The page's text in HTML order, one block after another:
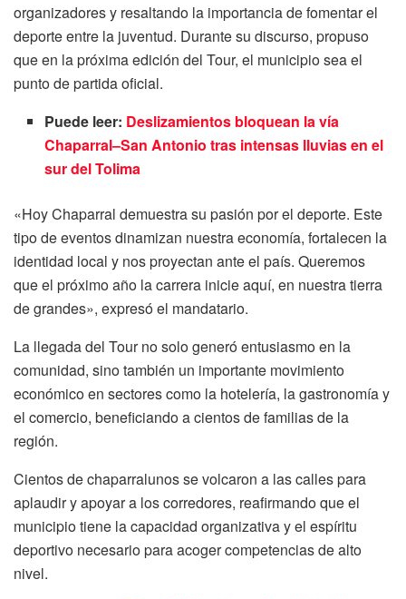
organizadores y resaltando la importancia de fomentar el
deporte entre la juventud. Durante su discurso, propuso
que en la próxima edición del Tour, el municipio sea el
punto de partida oficial.
Puede leer: Deslizamientos bloquean la vía
Chaparral–San Antonio tras intensas lluvias en el
sur del Tolima
«Hoy Chaparral demuestra su pasión por el deporte. Este
tipo de eventos dinamizan nuestra economía, fortalecen la
identidad local y nos proyectan ante el país. Queremos
que el próximo año la carrera inicie aquí, en nuestra tierra
de grandes», expresó el mandatario.
La llegada del Tour no solo generó entusiasmo en la
comunidad, sino también un importante movimiento
económico en sectores como la hotelería, la gastronomía y
el comercio, beneficiando a cientos de familias de la
región.
Cientos de chaparralunos se volcaron a las calles para
aplaudir y apoyar a los corredores, reafirmando que el
municipio tiene la capacidad organizativa y el espíritu
deportivo necesario para acoger competencias de alto
nivel.